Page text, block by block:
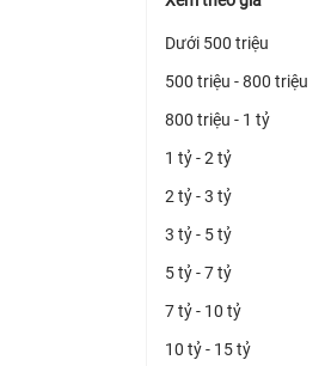
Dưới 500 triệu
500 triệu - 800 triệu
800 triệu - 1 tỷ
1 tỷ - 2 tỷ
2 tỷ - 3 tỷ
3 tỷ - 5 tỷ
5 tỷ - 7 tỷ
7 tỷ - 10 tỷ
10 tỷ - 15 tỷ